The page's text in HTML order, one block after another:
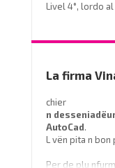
Livel 4°, lordo
o telefoné al
La firma
chier
n
AutoCad.
L vën pita n bon
Per de plu